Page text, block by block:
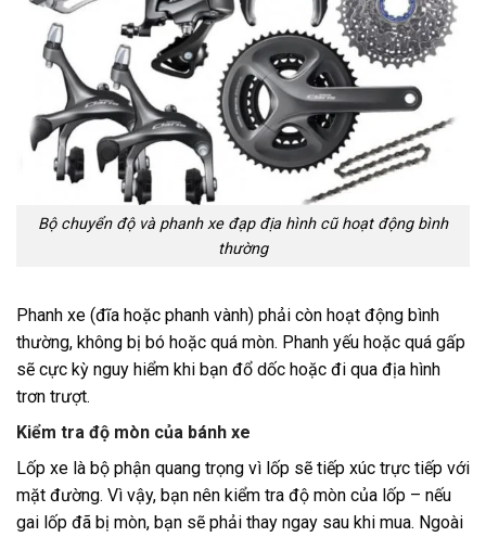
Bộ chuyển độ và phanh xe đạp địa hình cũ hoạt động bình
thường
Phanh xe (đĩa hoặc phanh vành) phải còn hoạt động bình
thường, không bị bó hoặc quá mòn. Phanh yếu hoặc quá gấp
sẽ cực kỳ nguy hiểm khi bạn đổ dốc hoặc đi qua địa hình
trơn trượt.
Kiểm tra độ mòn của bánh xe
Lốp xe là bộ phận quang trọng vì lốp sẽ tiếp xúc trực tiếp với
mặt đường. Vì vậy, bạn nên kiểm tra độ mòn của lốp – nếu
gai lốp đã bị mòn, bạn sẽ phải thay ngay sau khi mua. Ngoài